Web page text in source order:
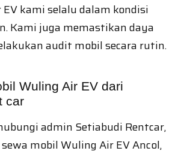
kami selalu dalam kondisi
Kami juga memastikan daya
audit mobil secara rutin.
Wuling Air EV dari
car
admin Setiabudi Rentcar,
mobil Wuling Air EV Ancol,